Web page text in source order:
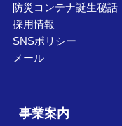
防災コンテナ誕生秘話
採用情報
SNSポリシー
メール
事業案内